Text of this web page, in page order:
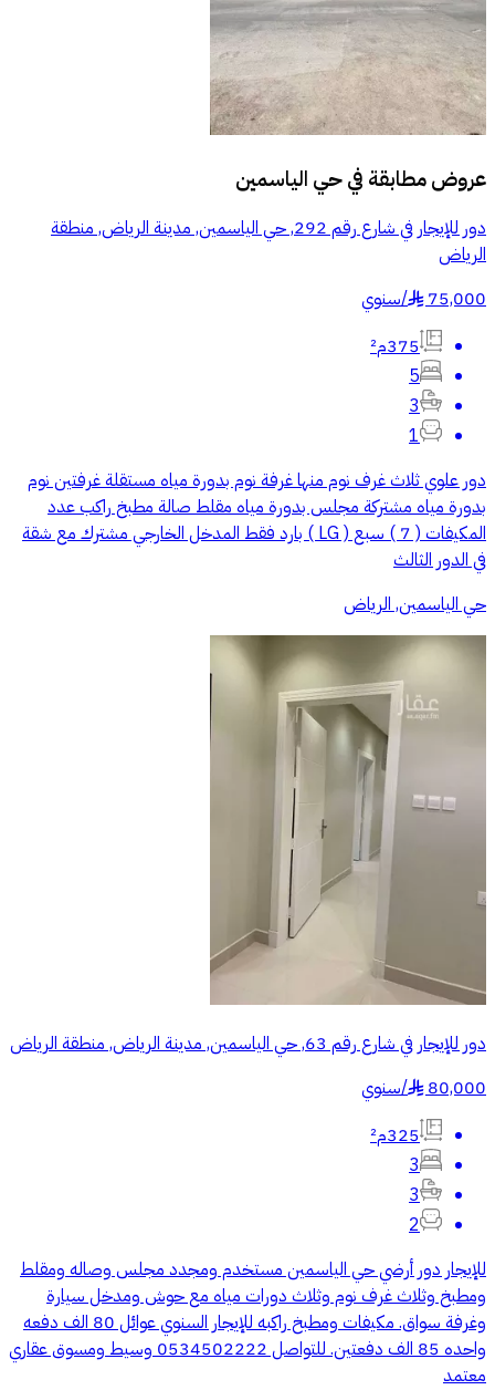
عروض مطابقة فيحي الياسمين
دور للإيجار في شارع رقم 292, حي الياسمين, مدينة الرياض, منطقة
الرياض
75,000
§
/سنوي
375م²
5
3
1
دور علوي ثلاث غرف نوم منها غرفة نوم بدورة مياه مستقلة غرفتين نوم
بدورة مياه مشتركة مجلس بدورة مياه مقلط صالة مطبخ راكب عدد
المكيفات ( 7 ) سبع ( LG ) بارد فقط المدخل الخارجي مشترك مع شقة
في الدور الثالث
حي الياسمين, الرياض
دور للإيجار في شارع رقم 63, حي الياسمين, مدينة الرياض, منطقة الرياض
80,000
§
/سنوي
325م²
3
3
2
للإيجار دور أرضي حي الياسمين مستخدم ومجدد مجلس وصاله ومقلط
ومطبخ وثلاث غرف نوم وثلاث دورات مياه مع حوش ومدخل سيارة
وغرفة سواق. مكيفات ومطبخ راكبه للإيجار السنوي عوائل 80 الف دفعه
واحده 85 الف دفعتين. للتواصل 0534502222 وسيط ومسوق عقاري
معتمد